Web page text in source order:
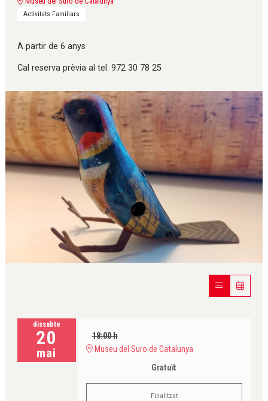
Activitats Familiars
A partir de 6 anys
Cal reserva prèvia al tel. 972 30 78 25
dissabte
20
mai
18:00 h
Museu del Suro de Catalunya
Gratuït
Finalitzat